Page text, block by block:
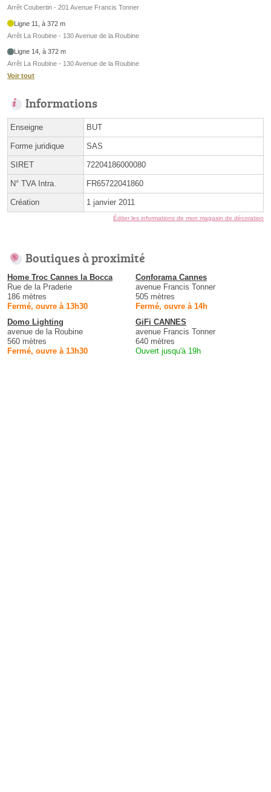
Arrêt Coubertin - 201 Avenue Francis Tonner
Ligne 11, à 372 m
Arrêt La Roubine - 130 Avenue de la Roubine
Ligne 14, à 372 m
Arrêt La Roubine - 130 Avenue de la Roubine
Voir tout
Informations
Enseigne BUT
Forme juridique SAS
SIRET 72204186000080
N° TVA Intra. FR65722041860
Création 1 janvier 2011
Éditer les informations de mon magasin de décoration
Boutiques à proximité
Home Troc Cannes la Bocca
Rue de la Praderie
186 mètres
Fermé, ouvre à 13h30
Conforama Cannes
avenue Francis Tonner
505 mètres
Fermé, ouvre à 14h
Domo Lighting
avenue de la Roubine
560 mètres
Fermé, ouvre à 13h30
GiFi CANNES
avenue Francis Tonner
640 mètres
Ouvert jusqu'à 19h